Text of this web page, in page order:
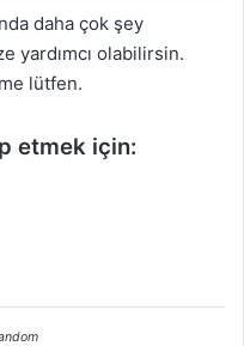
daha çok şey
yardımcı olabilirsin.
lütfen.
etmek için: